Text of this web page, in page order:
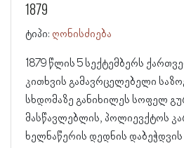
1879
ტიპი: ღონისძიება
1879 წლის 5 სექტემბერს
კითხვის გამავრცელებელი
სხდომაზე განიხილეს სოფელ
მასწავლებლის, პოლიევქტოს
ხელნაწერის დედნის დაბეჭდვის